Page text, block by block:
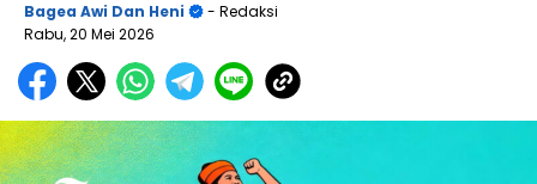
Bagea Awi Dan Heni
- Redaksi
Rabu, 20 Mei 2026